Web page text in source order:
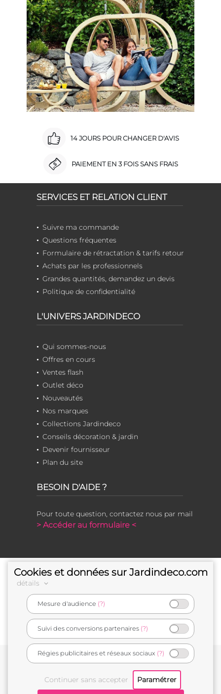
14 JOURS POUR CHANGER D'AVIS
PAIEMENT EN 3 FOIS SANS FRAIS
SERVICES ET RELATION CLIENT
Suivre ma commande
Questions fréquentes
Formulaire de rétractation & tarifs retour
Achats par les professionnels
Grandes quantités, demandez un devis
Politique de confidentialité
L'UNIVERS JARDINDECO
Qui sommes-nous
Offres en cours
Ventes flash
Outlet déco
Nouveautés
Nos marques
Collections Jardindeco
Conseils décoration & jardin
Devenir fournisseur
Plan du site
BESOIN D'AIDE ?
Pour toute question, contactez nous par mail
> Accéder au formulaire <
e-commerçant français
Cookies et données sur Jardindeco.com
détails
Mesure d'audience (?)
Suivi des conversions partenaires (?)
Régies publicitaires et réseaux sociaux (?)